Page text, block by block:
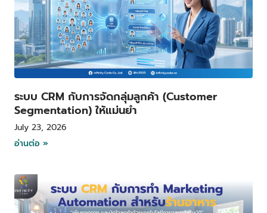
ระบบ CRM กับการจัดกลุ่มลูกค้า (Customer
Segmentation) ให้แม่นยำ
July 23, 2026
อ่านต่อ »